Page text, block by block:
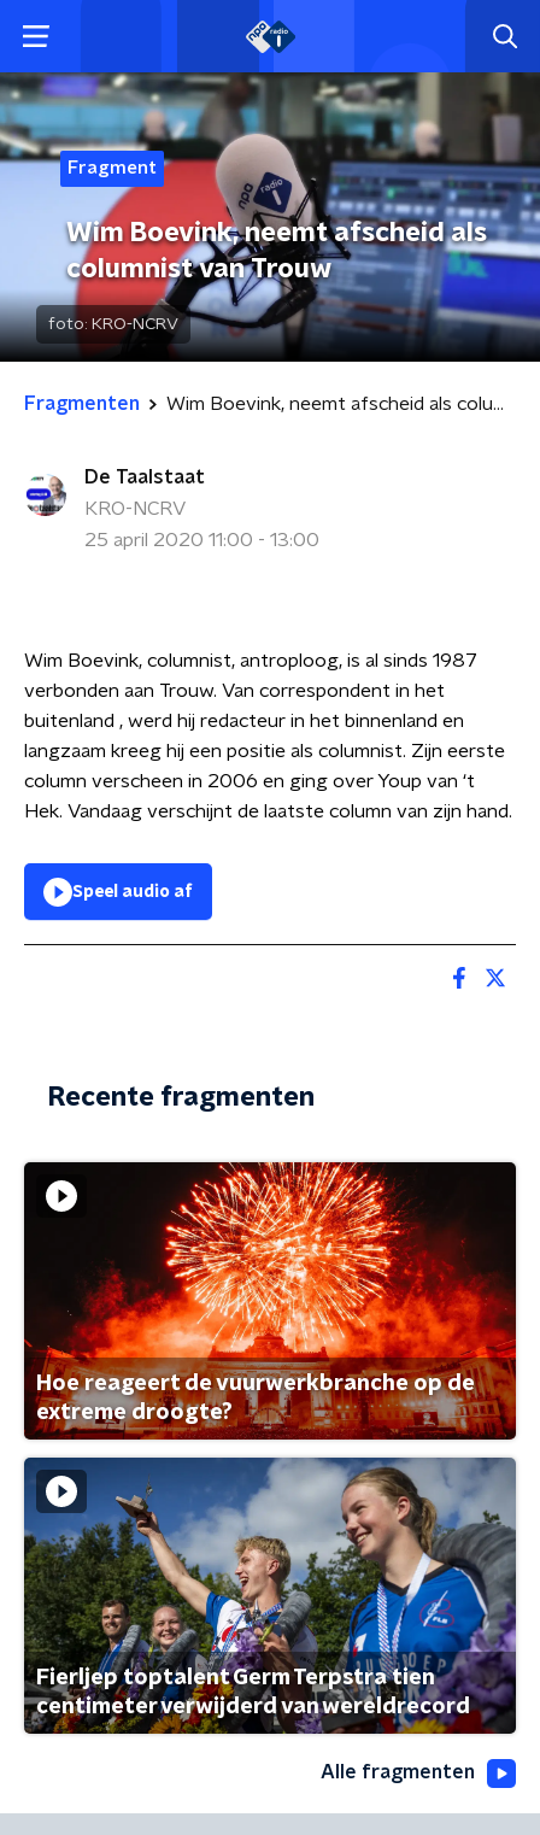
Fragment
Wim Boevink, neemt afscheid als
columnist van Trouw
foto: KRO-NCRV
Fragmenten Wim Boevink, neemt afscheid als columnist van Trouw
De Taalstaat
KRO-NCRV
25 april 2020 11:00 - 13:00
Wim Boevink, columnist, antroploog, is al sinds 1987
verbonden aan Trouw. Van correspondent in het
buitenland , werd hij redacteur in het binnenland en
langzaam kreeg hij een positie als columnist. Zijn eerste
column verscheen in 2006 en ging over Youp van ‘t
Hek. Vandaag verschijnt de laatste column van zijn hand.
Speel audio af
Recente fragmenten
Hoe reageert de vuurwerkbranche op de
extreme droogte?
Fierljep toptalent Germ Terpstra tien
centimeter verwijderd van wereldrecord
Alle fragmenten